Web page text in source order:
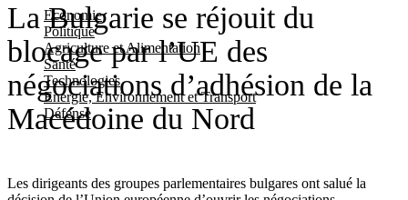
Economie
Politique
Agriculture et Alimentation
Santé
Technologies
Energie, Environnement et Transport
Défense
La Bulgarie se réjouit du
blocage par l’UE des
négociations d’adhésion de la
Macédoine du Nord
Les dirigeants des groupes parlementaires bulgares ont salué la